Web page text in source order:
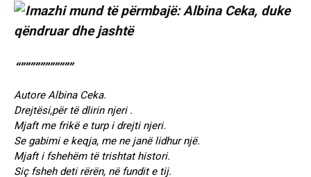
“”””””””””””
Autore Albina Ceka.
Drejtësi,për të dlirin njeri .
Mjaft me frikë e turp i drejti njeri.
Se gabimi e keqja, me ne janë lidhur një.
Mjaft i fshehëm të trishtat histori.
Siç fsheh deti rërën, në fundit e tij.